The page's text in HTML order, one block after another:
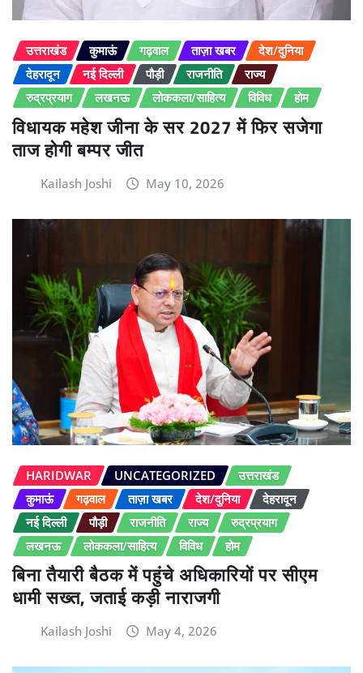
उत्तराखंड कुमाऊं गढ़वाल ताज़ा खबर
देश/दुनिया
देहरादून
नई दिल्ली पौड़ी राजनीति
राज्य
रुद्रप्रयाग
लखनऊ लोककला/साहित्य विविध होम
विधायक महेश जीना के सर 2027 में फिर सजेगा
ताज होगी बम्पर जीत
Kailash Joshi May 10, 2026
HARIDWAR UNCATEGORIZED
उत्तराखंड
कुमाऊं
गढ़वाल ताज़ा खबर देश/दुनिया
देहरादून
नई दिल्ली
पौड़ी राजनीति राज्य
रुद्रप्रयाग
लखनऊ
लोककला/साहित्य विविध होम
बिना तैयारी बैठक में पहुंचे अधिकारियों पर सीएम
धामी सख्त, जताई कड़ी नाराजगी
Kailash Joshi May 4, 2026